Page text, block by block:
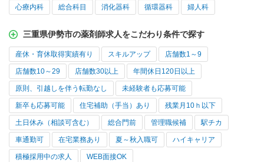
心療内科 総合科目 消化器科 循環器科 婦人科
三重県伊勢市の薬剤師求人をこだわり条件で探す
産休・育休取得実績有り スキルアップ 店舗数1～9
店舗数10～29 店舗数30以上 年間休日120日以上
原則、引越しを伴う転勤なし 未経験者も応募可能
新卒も応募可能 住宅補助（手当）あり 残業月10ｈ以下
土日休み（相談可含む） 総合門前 管理職候補 駅チカ
車通勤可 在宅業務あり 夏～秋入職可 ハイキャリア
積極採用中の求人 WEB面接OK